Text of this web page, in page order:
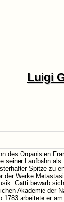
Luigi
des Organisten
seiner Laufbahn
Spitze zu
der Werke
Gatti bewarb
Akademie der
1783 arbeitete er